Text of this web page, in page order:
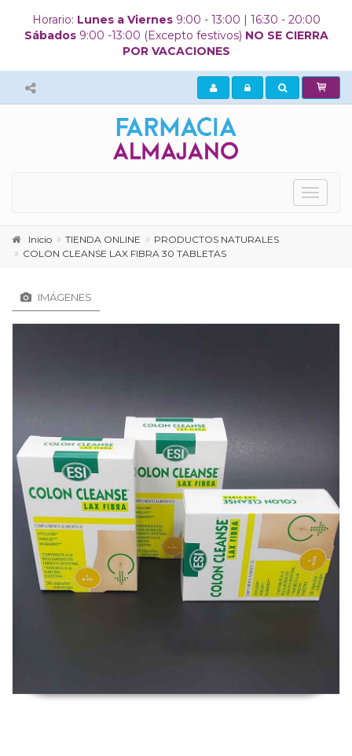
Horario: Lunes a Viernes9:00 - 13:00 | 16:30 - 20:00
Sábados9:00 -13:00 (Excepto festivos) NO SE CIERRA
POR VACACIONES
Mostrar
menú
Inicio TIENDA ONLINE
PRODUCTOS NATURALES
COLON CLEANSE LAX FIBRA 30 TABLETAS
IMÁGENES